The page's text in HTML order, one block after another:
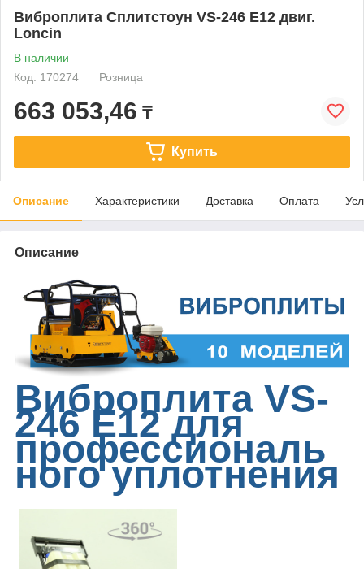
Виброплита Сплитстоун VS-246 Е12 двиг.
Loncin
В наличии
Код: 170274
Розница
663 053,46 ₸
Купить
Описание Характеристики Доставка Оплата
Описание
Виброплита VS-
246 Е12 для
профессиональ
ного уплотнения